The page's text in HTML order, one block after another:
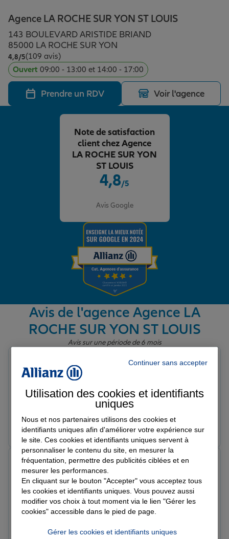
Assurance animal de compagnie
Protection juridique
Plan épargne retraite
Assurance vie
Placements financiers
Investissements immobiliers
Vos projets
Partir en vacances
Déménager
Changer de voiture
Préparer l’avenir
Conseil assurance
Assurance auto
Garantie des accidents de la vie
Protection juridique
Retraite
Tous nos devis d'assurance
Agence LA ROCHE SUR YON ST LOUIS
143 BOULEVARD ARISTIDE BRIAND
85000 LA ROCHE SUR YON
4,8/5Note de 4.8 sur 5
(109 avis)
Ouvert 09:00 - 13:00 et 14:00 - 17:00
Prendre un RDV Voir l'agence
4,8/5
Avis Google
Note de satisfaction
client chez Agence
LA ROCHE SUR YON
ST LOUIS
Avis de l'agence Agence LA
ROCHE SUR YON ST LOUIS
Avis sur une période de 6 mois
Note de 5 sur 5
Le 17/06/2026 - Agence LA ROCHE SUR YON ST LOUIS
Très content de l'agence. Sérieuse et efficace. Je
recommande vivement
Prendre un RDV Voir l'agence
Note de 5 sur 5
Le 09/03/2026 - Agence LA ROCHE SUR YON ST LOUIS
Prise en charge de mon sinistre par Mme Moreau,
réactivité et professionalisme au top ! Merci
Simon P.
Prendre un RDV Voir l'agence
Continuer sans accepter
Utilisation des cookies et identifiants
uniques
Nous et nos partenaires utilisons des cookies et
identifiants uniques afin d'améliorer votre expérience sur
le site. Ces cookies et identifiants uniques servent à
personnaliser le contenu du site, en mesurer la
fréquentation, permettre des publicités ciblées et en
mesurer les performances.
En cliquant sur le bouton "Accepter" vous acceptez tous
les cookies et identifiants uniques. Vous pouvez aussi
modifier vos choix à tout moment via le lien "Gérer les
cookies" accessible dans le pied de page.
Gérer les cookies et identifiants uniques